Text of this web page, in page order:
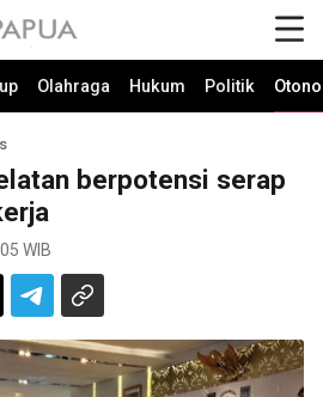
Olahraga Hukum Politik
berpotensi serap
WIB